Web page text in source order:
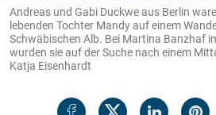
Andreas und Gabi Duckwe aus Berlin
lebenden Tochter Mandy auf einem
Schwäbischen Alb. Bei Martina Banzhaf
wurden sie auf der Suche nach einem
Katja Eisenhardt